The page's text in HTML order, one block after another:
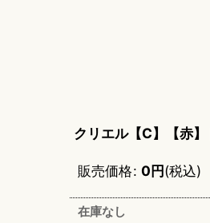
クリエル【C】【赤】
販売価格: 0円(税込)
在庫なし